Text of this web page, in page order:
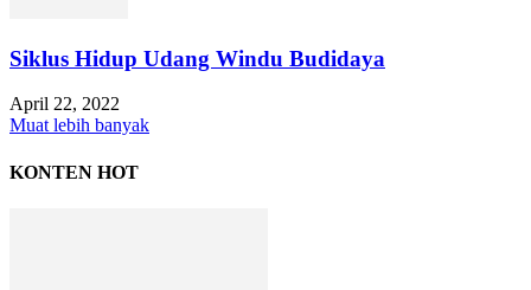
Siklus Hidup Udang Windu Budidaya
April 22, 2022
Muat lebih banyak
KONTEN HOT